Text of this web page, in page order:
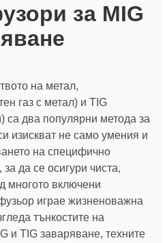
за MIG
на метал,
газ с метал) и TIG
са два популярни метода за
изискват не само умения и
на специфично
да се осигури чиста,
многото включени
играе жизненоважна
тънкостите на
и TIG заваряване, техните